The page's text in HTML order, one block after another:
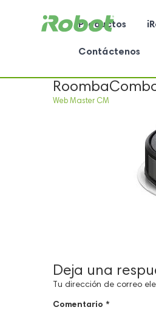
Productos
Contáctenos
Web Master CM
Deja una
Tu dirección de correo
Comentario *